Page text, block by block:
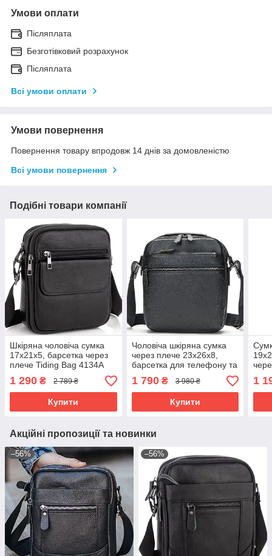
Умови оплати
Післяплата
Безготівковий розрахунок
Післяплата
Всі умови оплати
Умови повернення
Повернення товару впродовж 14 днів за домовленістю
Всі умови повернення
Подібні товари компанії
Шкіряна чоловіча сумка
17х21х5, барсетка через
плече Tiding Bag 4134A
чорна
1 290 ₴ 2 789 ₴
Купити
Чоловіча шкіряна сумка
через плече 23х26х8,
барсетка для телефону та
документів Tiding Bag
711511 чорна
1 790₴ 3 980 ₴
Купити
1
Акційні пропозиції та новинки
–56% –56%